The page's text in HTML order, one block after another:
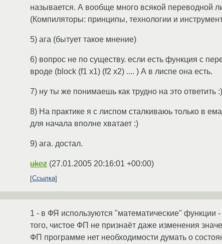
называется. А вообще много всякой переводной
(Компиляторы: принципы, технологии и
5) ага (бытует такое мнение)
6) вопрос не по существу. если есть функция с
вроде (block (f1 x1) (f2 x2) .... ) А в лиспе она есть.
7) ну ты же понимаешь как трудно на это ответить :)
8) На практике я с лиспом сталкиваюь только в
для начала вполне хватает :)
9) ага. достал.
ukez (27.01.2005 20:16:01 +00:00)
Ссылка
1 - в ФЯ используются "математические"
того, чистое ФП не признаёт даже изменения
ФП программе нет необходимости думать о